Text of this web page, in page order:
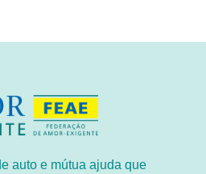
auto e mútua ajuda que